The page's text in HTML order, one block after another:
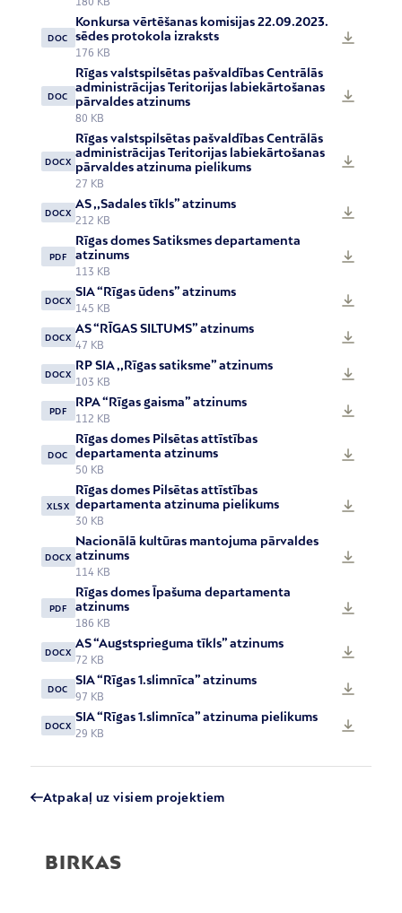
DOC
Konkursa vērtēšanas komisijas 22.09.2023.
sēdes protokola izraksts
176 KB
DOC
Rīgas valstspilsētas pašvaldības Centrālās
administrācijas Teritorijas labiekārtošanas
pārvaldes atzinums
80 KB
DOCX
Rīgas valstspilsētas pašvaldības Centrālās
administrācijas Teritorijas labiekārtošanas
pārvaldes atzinuma pielikums
27 KB
DOCX
AS ,,Sadales tīkls” atzinums
212 KB
PDF
Rīgas domes Satiksmes departamenta
atzinums
113 KB
DOCX
SIA “Rīgas ūdens” atzinums
145 KB
DOCX
AS “RĪGAS SILTUMS” atzinums
47 KB
DOCX
RP SIA ,,Rīgas satiksme” atzinums
103 KB
PDF
RPA “Rīgas gaisma” atzinums
112 KB
DOC
Rīgas domes Pilsētas attīstības
departamenta atzinums
50 KB
XLSX
Rīgas domes Pilsētas attīstības
departamenta atzinuma pielikums
30 KB
DOCX
Nacionālā kultūras mantojuma pārvaldes
atzinums
114 KB
PDF
Rīgas domes Īpašuma departamenta
atzinums
186 KB
DOCX
AS “Augstsprieguma tīkls” atzinums
72 KB
DOC
SIA “Rīgas 1.slimnīca” atzinums
97 KB
DOCX
SIA “Rīgas 1.slimnīca” atzinuma pielikums
29 KB
Atpakaļ uz visiem projektiem
BIRKAS